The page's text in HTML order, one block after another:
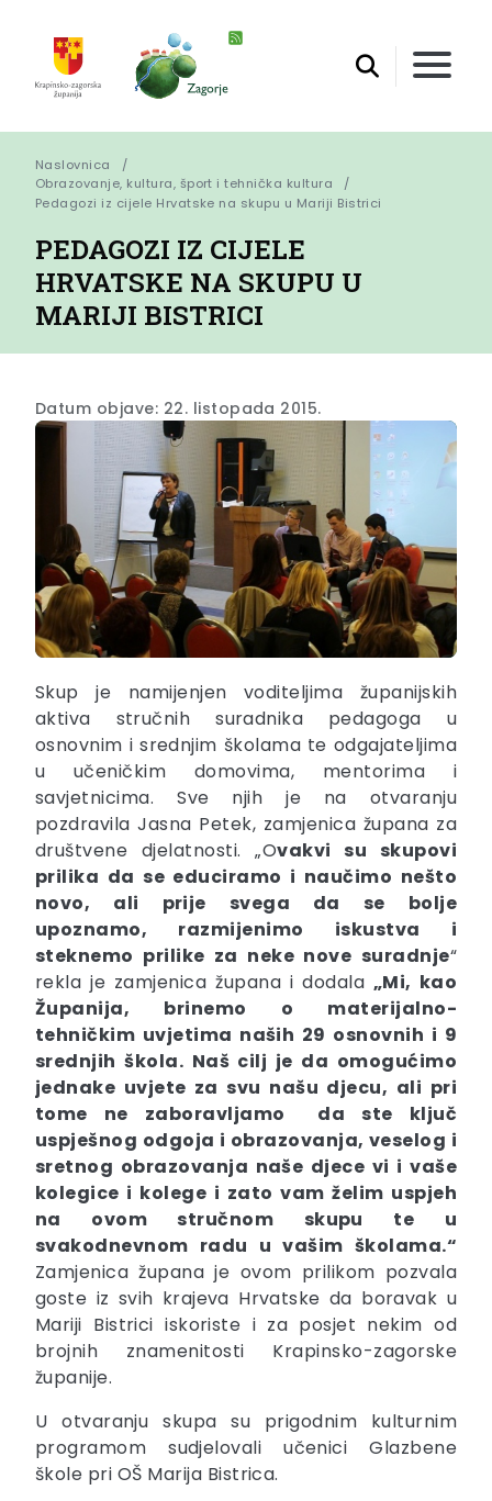
Naslovnica
Obrazovanje, kultura, šport i tehnička kultura
Pedagozi iz cijele Hrvatske na skupu u Mariji Bistrici
PEDAGOZI IZ CIJELE
HRVATSKE NA SKUPU U
MARIJI BISTRICI
Datum objave: 22. listopada 2015.
Skup je namijenjen voditeljima županijskih
aktiva stručnih suradnika pedagoga u
osnovnim i srednjim školama te odgajateljima
u učeničkim domovima, mentorima i
savjetnicima. Sve njih je na otvaranju
pozdravila Jasna Petek, zamjenica župana za
društvene djelatnosti. „Ovakvi su skupovi
prilika da se educiramo i naučimo nešto
novo, ali prije svega da se bolje
upoznamo, razmijenimo iskustva i
steknemo prilike za neke nove suradnje“
rekla je zamjenica župana i dodala „Mi, kao
Županija, brinemo o materijalno-
tehničkim uvjetima naših 29 osnovnih i 9
srednjih škola. Naš cilj je da omogućimo
jednake uvjete za svu našu djecu, ali pri
tome ne zaboravljamo da ste ključ
uspješnog odgoja i obrazovanja, veselog i
sretnog obrazovanja naše djece vi i vaše
kolegice i kolege i zato vam želim uspjeh
na ovom stručnom skupu te u
svakodnevnom radu u vašim školama.“
Zamjenica župana je ovom prilikom pozvala
goste iz svih krajeva Hrvatske da boravak u
Mariji Bistrici iskoriste i za posjet nekim od
brojnih znamenitosti Krapinsko-zagorske
županije.
U otvaranju skupa su prigodnim kulturnim
programom sudjelovali učenici Glazbene
škole pri OŠ Marija Bistrica.